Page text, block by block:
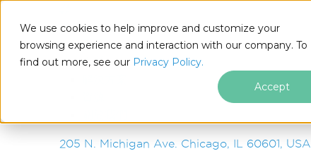
We use cookies to help improve and customize your
browsing experience and interaction with our company. To
find out more, see our Privacy Policy.
Accept
IRONSOFTWARE
產品
企業
205 N. Michigan Ave. Chicago, IL 60601, USA